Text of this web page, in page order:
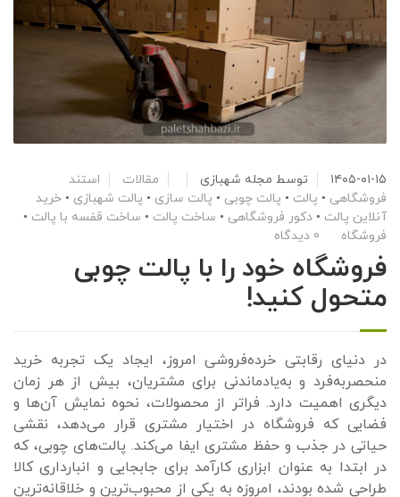
۱۴۰۵-۰۱-۱۵ توسط مجله شهبازی مقالات
استند
فروشگاهی • پالت • پالت چوبی • پالت سازی • پالت شهبازی • خرید
آنلاین پالت • دکور فروشگاهی • ساخت پالت • ساخت قفسه با پالت •
فروشگاه
0 دیدگاه
فروشگاه خود را با پالت چوبی
متحول کنید!
در دنیای رقابتی خرده‌فروشی امروز، ایجاد یک تجربه خرید
منحصربه‌فرد و به‌یادماندنی برای مشتریان، بیش از هر زمان
دیگری اهمیت دارد. فراتر از محصولات، نحوه نمایش آن‌ها و
فضایی که فروشگاه در اختیار مشتری قرار می‌دهد، نقشی
حیاتی در جذب و حفظ مشتری ایفا می‌کند. پالت‌های چوبی، که
در ابتدا به عنوان ابزاری کارآمد برای جابجایی و انبارداری کالا
طراحی شده بودند، امروزه به یکی از محبوب‌ترین و خلاقانه‌ترین